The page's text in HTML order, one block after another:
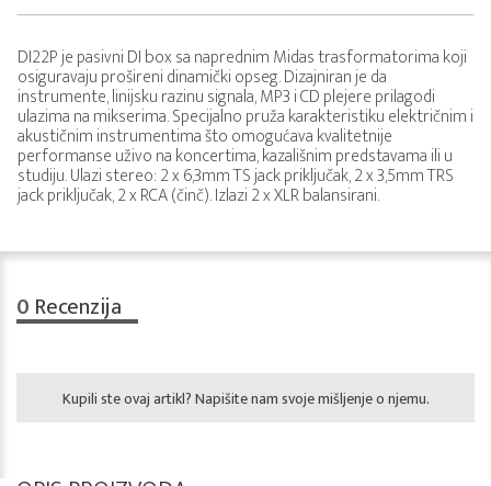
DI22P je pasivni DI box sa naprednim Midas trasformatorima koji
osiguravaju prošireni dinamički opseg. Dizajniran je da
instrumente, linijsku razinu signala, MP3 i CD plejere prilagodi
ulazima na mikserima. Specijalno pruža karakteristiku električnim i
akustičnim instrumentima što omogućava kvalitetnije
performanse uživo na koncertima, kazališnim predstavama ili u
studiju. Ulazi stereo: 2 x 6,3mm TS jack priključak, 2 x 3,5mm TRS
jack priključak, 2 x RCA (činč). Izlazi 2 x XLR balansirani.
0 Recenzija
Kupili ste ovaj artikl? Napišite nam svoje mišljenje o njemu.